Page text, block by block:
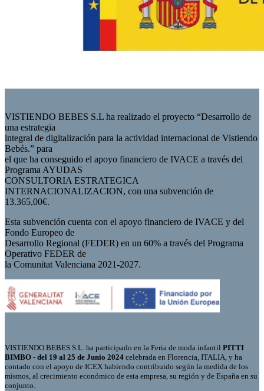
VISTIENDO BEBES S.L ha realizado el proyecto “Desarrollo de
una estrategia
integral de digitalización para la actividad internacional de Vistiendo
Bebés.” para
el que ha conseguido el apoyo financiero de IVACE a través del
Programa AYUDAS
CONSULTORIA ESTRATEGICA
INTERNACIONALIZACION, con una subvención de
13.365,00€.
Esta subvención cuenta con el apoyo financiero de IVACE y del
Fondo Europeo de
Desarrollo Regional (FEDER) en un 60% a través del Programa
Operativo FEDER de
la Comunitat Valenciana 2021-2027.
VISTIENDO BEBES S.L. ha participado en la Feria de moda infantil PITTI
BIMBO - del 19 al 25 de Junio 2024 celebrada en Florencia, ITALIA, y ha
contado con el apoyo de ICEX habiendo contribuido según la medida de los
mismos, al crecimiento económico de esta empresa, su región y de España en su
conjunto.